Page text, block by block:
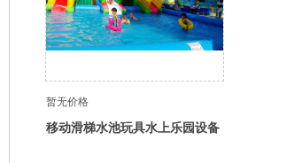
暂无价格
移动滑梯水池玩具水上乐园设备